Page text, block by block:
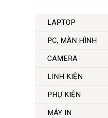
LAPTOP
PC, MÀN HÌNH
CAMERA
LINH KIỆN
PHỤ KIỆN
MÁY IN